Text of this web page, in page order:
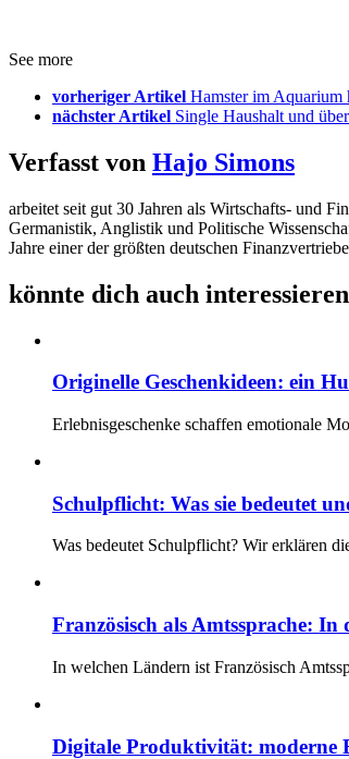
See more
vorheriger Artikel Hamster im Aquarium
nächster Artikel Single Haushalt und
Verfasst von Hajo Simons
arbeitet seit gut 30 Jahren als Wirtschafts- und
Germanistik, Anglistik und Politische
Jahre einer der größten deutschen
könnte dich auch interessieren
Originelle Geschenkideen: ein
Erlebnisgeschenke schaffen emotionale
Schulpflicht: Was sie bedeutet
Was bedeutet Schulpflicht? Wir erklären
Französisch als Amtssprache: In
In welchen Ländern ist Französisch
Digitale Produktivität: moderne